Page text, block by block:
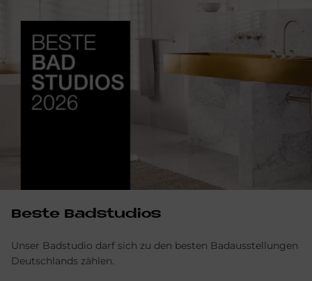
Be­ste Badstudios
Unser Badstudio darf sich zu den besten Badausstellungen
Deutschlands zählen.